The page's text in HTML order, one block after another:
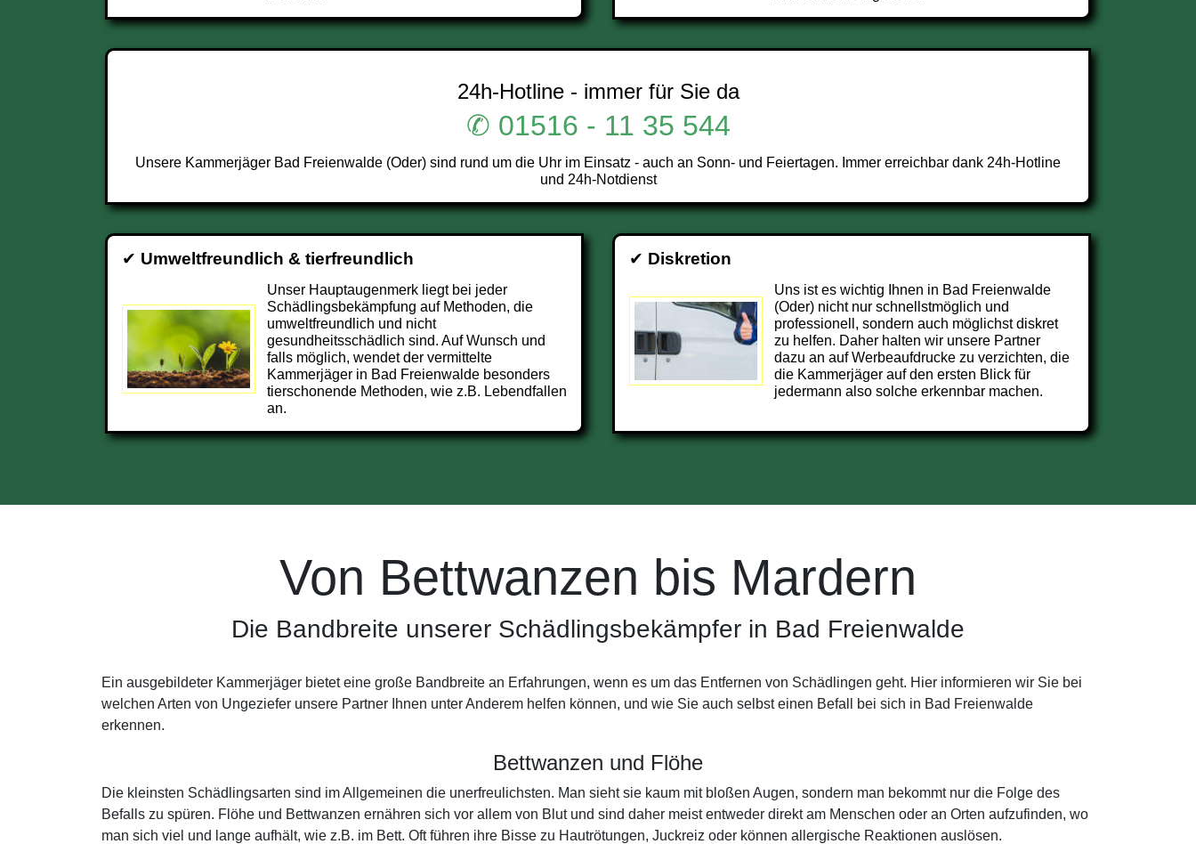
24h-Hotline - immer für Sie da
✆ 01516 - 11 35 544
Unsere Kammerjäger Bad Freienwalde (Oder) sind rund um die Uhr im Einsatz - auch an Sonn- und Feiertagen. Immer erreichbar dank 24h-Hotline
und 24h-Notdienst
✔ Umweltfreundlich & tierfreundlich
Unser Hauptaugenmerk liegt bei jeder
Schädlingsbekämpfung auf Methoden, die
umweltfreundlich und nicht
gesundheitsschädlich sind. Auf Wunsch und
falls möglich, wendet der vermittelte
Kammerjäger in Bad Freienwalde besonders
tierschonende Methoden, wie z.B. Lebendfallen
an.
✔ Diskretion
Uns ist es wichtig Ihnen in Bad Freienwalde
(Oder) nicht nur schnellstmöglich und
professionell, sondern auch möglichst diskret
zu helfen. Daher halten wir unsere Partner
dazu an auf Werbeaufdrucke zu verzichten, die
die Kammerjäger auf den ersten Blick für
jedermann also solche erkennbar machen.
Von Bettwanzen bis Mardern
Die Bandbreite unserer Schädlingsbekämpfer in Bad Freienwalde
Ein ausgebildeter Kammerjäger bietet eine große Bandbreite an Erfahrungen, wenn es um das Entfernen von Schädlingen geht. Hier informieren wir Sie bei
welchen Arten von Ungeziefer unsere Partner Ihnen unter Anderem helfen können, und wie Sie auch selbst einen Befall bei sich in Bad Freienwalde
erkennen.
Bettwanzen und Flöhe
Die kleinsten Schädlingsarten sind im Allgemeinen die unerfreulichsten. Man sieht sie kaum mit bloßen Augen, sondern man bekommt nur die Folge des
Befalls zu spüren. Flöhe und Bettwanzen ernähren sich vor allem von Blut und sind daher meist entweder direkt am Menschen oder an Orten aufzufinden, wo
man sich viel und lange aufhält, wie z.B. im Bett. Oft führen ihre Bisse zu Hautrötungen, Juckreiz oder können allergische Reaktionen auslösen.